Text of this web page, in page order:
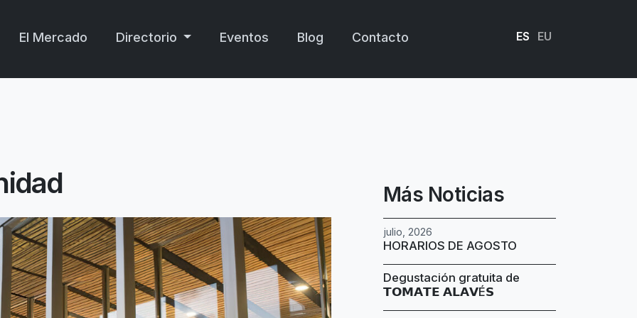
El Mercado Directorio Eventos Blog Contacto ES EU
Más Noticias
julio, 2026
HORARIOS DE AGOSTO
Degustación gratuita de
𝗧𝗢𝗠𝗔𝗧𝗘 𝗔𝗟𝗔𝗩É𝗦